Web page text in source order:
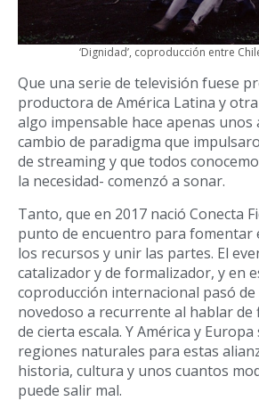
‘Dignidad’, coproducción entre
Que una serie de televisión fuese
productora de América Latina y
algo impensable hace apenas unos
cambio de paradigma que
de streaming y que todos
la necesidad- comenzó a sonar.
Tanto, que en 2017 nació Conecta
punto de encuentro para fomentar
los recursos y unir las partes. El
catalizador y de formalizador, y en
coproducción internacional pasó
novedoso a recurrente al hablar de
de cierta escala. Y América y
regiones naturales para estas
historia, cultura y unos cuantos
puede salir mal.